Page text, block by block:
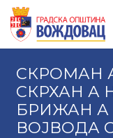
СКРОМАН
СКРХАН А
БРИЖАН А
ВОЈВОДА